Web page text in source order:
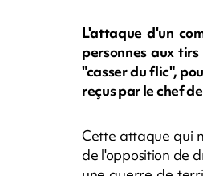
L'attaque d'un
personnes aux
"casser du flic",
reçus par le chef
Cette attaque qui
de l'opposition de